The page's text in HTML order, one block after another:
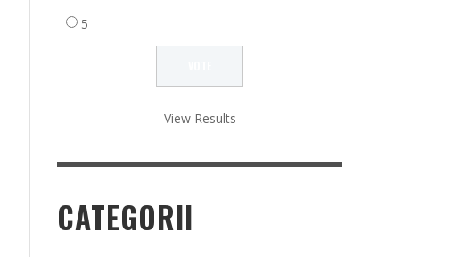
5
View Results
CATEGORII